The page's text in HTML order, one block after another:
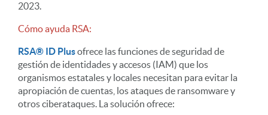
2023.
Cómo ayuda RSA:
RSA® ID Plusofrece las funciones de seguridad de
gestión de identidades y accesos (IAM) que los
organismos estatales y locales necesitan para evitar la
apropiación de cuentas, los ataques de ransomware y
otros ciberataques. La solución ofrece: